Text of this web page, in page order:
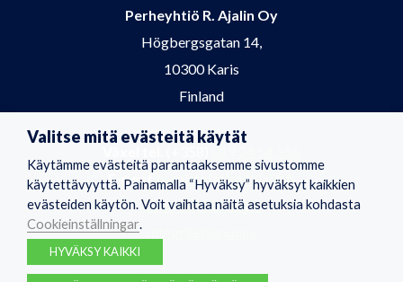
Perheyhtiö R. Ajalin Oy
Högbergsgatan 14,
10300 Karis
Finland
E-posttoimisto(at)ralfajalin.fi
Cookieinställningar
Valitse mitä evästeitä käytät
Käytämme evästeitä parantaaksemme sivustomme
käytettävyyttä. Painamalla “Hyväksy” hyväksyt kaikkien
evästeiden käytön. Voit vaihtaa näitä asetuksia kohdasta
Cookieinställningar.
HYVÄKSY KAIKKI